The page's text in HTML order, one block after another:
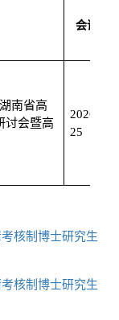
会议时
湖南省高
讨会暨高
2026/4/
25
核制博士研究生
核制博士研究生